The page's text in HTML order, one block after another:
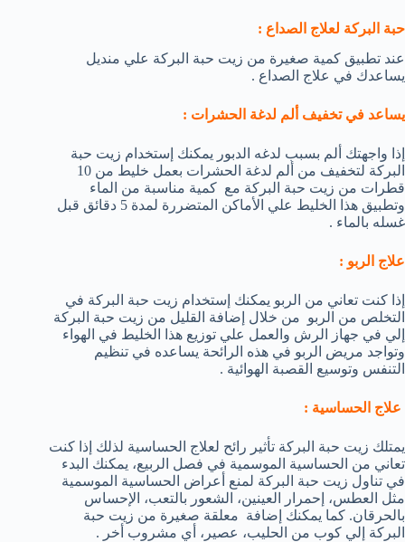
حبة البركة لعلاج الصداع :
عند تطبيق كمية صغيرة من زيت حبة البركة علي منديل
يساعدك في علاج الصداع .
يساعد في تخفيف ألم لدغة الحشرات :
إذا واجهتك ألم بسبب لدغه الدبور يمكنك إستخدام زيت حبة
البركة لتخفيف من ألم لدغة الحشرات بعمل خليط من 10
قطرات من زيت حبة البركة مع كمية مناسبة من الماء
وتطبيق هذا الخليط علي الأماكن المتضررة لمدة 5 دقائق قبل
غسله بالماء .
علاج الربو :
إذا كنت تعاني من الربو يمكنك إستخدام زيت حبة البركة في
التخلص من الربو من خلال إضافة القليل من زيت حبة البركة
إلي في جهاز الرش والعمل علي توزيع هذا الخليط في الهواء
وتواجد مريض الربو في هذه الرائحة يساعده في تنظيم
التنفس وتوسيع القصبة الهوائية .
علاج الحساسية :
يمتلك زيت حبة البركة تأثير رائح لعلاج الحساسية لذلك إذا كنت
تعاني من الحساسية الموسمية في فصل الربيع، يمكنك البدء
في تناول زيت حبة البركة لمنع أعراض الحساسية الموسمية
مثل العطس، إحمرار العينين، الشعور بالتعب، الإحساس
بالحرقان. كما يمكنك إضافة معلقة صغيرة من زيت حبة
البركة إلي كوب من الحليب، عصير، أي مشروب أخر .